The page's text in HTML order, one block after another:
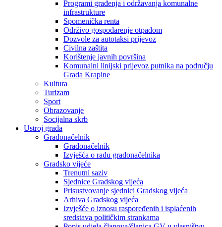
Programi građenja i održavanja komunalne
infrastrukture
Spomenička renta
Održivo gospodarenje otpadom
Dozvole za autotaksi prijevoz
Civilna zaštita
Korištenje javnih površina
Komunalni linijski prijevoz putnika na području
Grada Krapine
Kultura
Turizam
Sport
Obrazovanje
Socijalna skrb
Ustroj grada
Gradonačelnik
Gradonačelnik
Izvješća o radu gradonačelnika
Gradsko vijeće
Trenutni saziv
Sjednice Gradskog vijeća
Prisustvovanje sjednici Gradskog vijeća
Arhiva Gradskog vijeća
Izvješće o iznosu raspoređenih i isplaćenih
sredstava političkim strankama